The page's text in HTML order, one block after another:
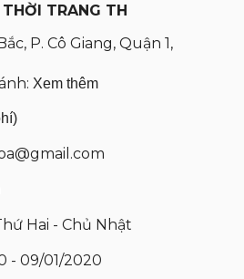
TRANG TH
P. Cô Giang, Quận 1,
Xem thêm
Hai - Chủ Nhật
- 09/01/2020